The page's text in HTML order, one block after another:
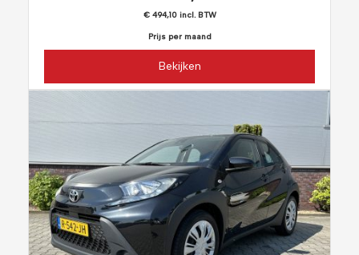
€ 494,10 incl. BTW
Prijs per maand
Bekijken